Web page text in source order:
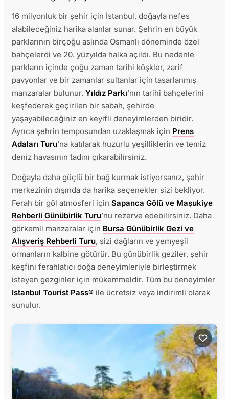
16 milyonluk bir şehir için İstanbul, doğayla nefes
alabileceğiniz harika alanlar sunar. Şehrin en büyük
parklarının birçoğu aslında Osmanlı döneminde özel
bahçelerdi ve 20. yüzyılda halka açıldı. Bu nedenle
parkların içinde çoğu zaman tarihi köşkler, zarif
pavyonlar ve bir zamanlar sultanlar için tasarlanmış
manzaralar bulunur. Yıldız Parkı’nın tarihi bahçelerini
keşfederek geçirilen bir sabah, şehirde
yaşayabileceğiniz en keyifli deneyimlerden biridir.
Ayrıca şehrin temposundan uzaklaşmak için Prens
Adaları Turu’na katılarak huzurlu yeşilliklerin ve temiz
deniz havasının tadını çıkarabilirsiniz.
Doğayla daha güçlü bir bağ kurmak istiyorsanız, şehir
merkezinin dışında da harika seçenekler sizi bekliyor.
Ferah bir göl atmosferi için Sapanca Gölü ve Maşukiye
Rehberli Günübirlik Turu’nu rezerve edebilirsiniz. Daha
görkemli manzaralar için Bursa Günübirlik Gezi ve
Alışveriş Rehberli Turu, sizi dağların ve yemyeşil
ormanların kalbine götürür. Bu günübirlik geziler, şehir
keşfini ferahlatıcı doğa deneyimleriyle birleştirmek
isteyen gezginler için mükemmeldir. Tüm bu deneyimler
Istanbul Tourist Pass® ile ücretsiz veya indirimli olarak
sunulur.